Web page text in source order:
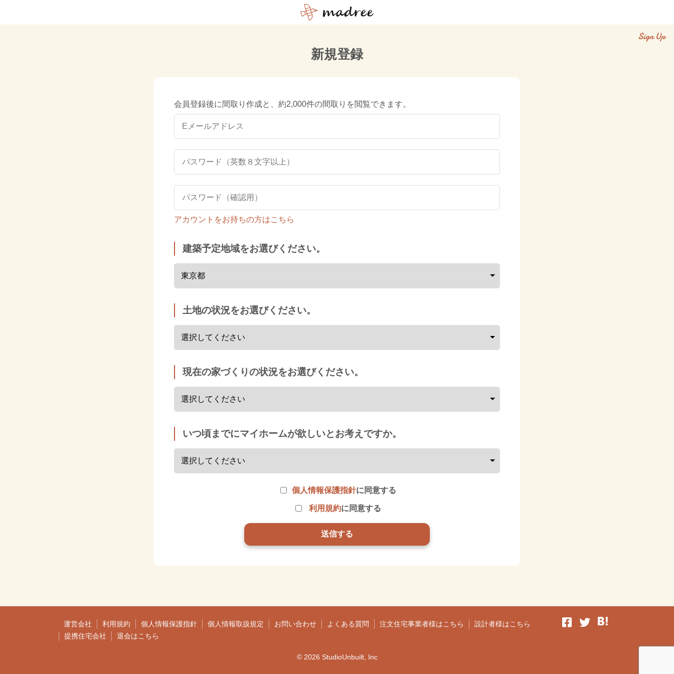
Sign Up
新規登録
会員登録後に間取り作成と、約2,000件の間取りを閲覧できます。
アカウントをお持ちの方はこちら
建築予定地域をお選びください。
土地の状況をお選びください。
現在の家づくりの状況をお選びください。
いつ頃までにマイホームが欲しいとお考えですか。
個人情報保護指針に同意する
利用規約に同意する
運営会社 利用規約 個人情報保護指針 個人情報取扱規定 お問い合わせ よくある質問 注文住宅事業者様はこちら
設計者様はこちら
提携住宅会社
退会はこちら
© 2026 StudioUnbuilt, Inc